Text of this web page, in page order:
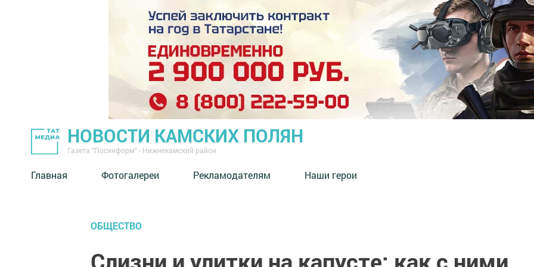
НОВОСТИ КАМСКИХ ПОЛЯН
Газета "Посинформ" - Нижнекамский район
Главная Фотогалереи Рекламодателям Наши герои
ОБЩЕСТВО
Слизни и улитки на капусте: как с ними